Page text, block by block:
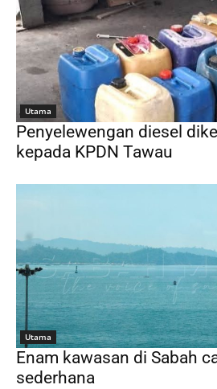
Utama
Penyelewengan diesel
kepada KPDN Tawau
Utama
Enam kawasan di Sabah
sederhana